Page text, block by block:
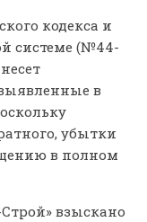
кодекса и
системе (№44-
в
убытки
в полном
взыскано